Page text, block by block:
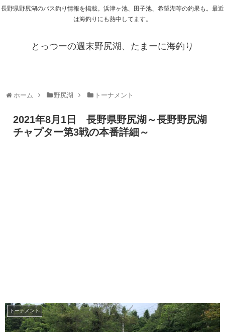
長野県野尻湖のバス釣り情報を掲載。浜津ヶ池、田子池、希望湖等の釣果も。最近
は海釣りにも熱中してます。
とっつーの週末野尻湖、たまーに海釣り
ホーム 野尻湖 トーナメント
2021年8月1日 長野県野尻湖～長野野尻湖
チャプター第3戦の本番詳細～
トーナメント